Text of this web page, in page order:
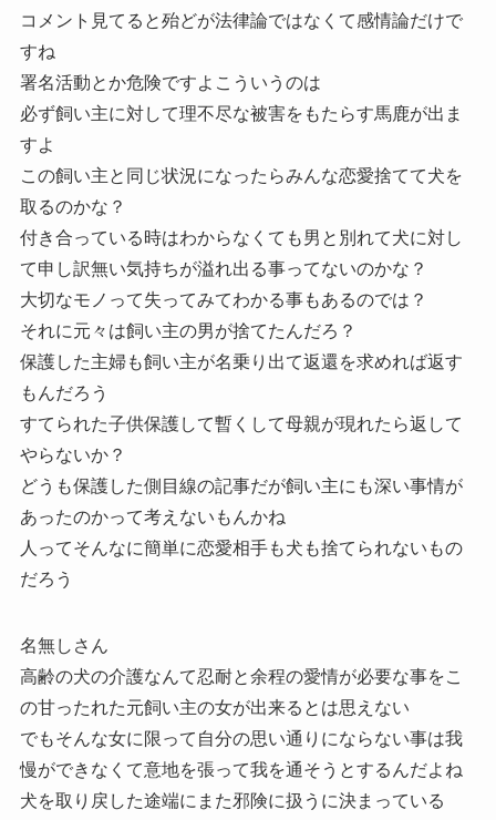
コメント見てると殆どが法律論ではなくて感情論だけで
すね
署名活動とか危険ですよこういうのは
必ず飼い主に対して理不尽な被害をもたらす馬鹿が出ま
すよ
この飼い主と同じ状況になったらみんな恋愛捨てて犬を
取るのかな？
付き合っている時はわからなくても男と別れて犬に対し
て申し訳無い気持ちが溢れ出る事ってないのかな？
大切なモノって失ってみてわかる事もあるのでは？
それに元々は飼い主の男が捨てたんだろ？
保護した主婦も飼い主が名乗り出て返還を求めれば返す
もんだろう
すてられた子供保護して暫くして母親が現れたら返して
やらないか？
どうも保護した側目線の記事だが飼い主にも深い事情が
あったのかって考えないもんかね
人ってそんなに簡単に恋愛相手も犬も捨てられないもの
だろう
名無しさん
高齢の犬の介護なんて忍耐と余程の愛情が必要な事をこ
の甘ったれた元飼い主の女が出来るとは思えない
でもそんな女に限って自分の思い通りにならない事は我
慢ができなくて意地を張って我を通そうとするんだよね
犬を取り戻した途端にまた邪険に扱うに決まっている